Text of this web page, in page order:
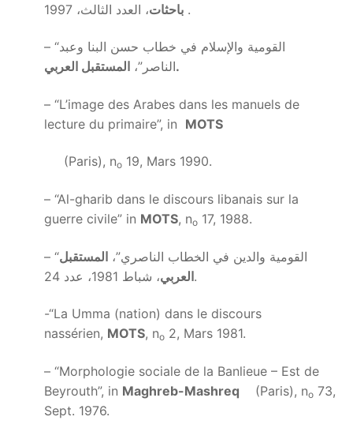
باحثات ، العدد الثالث، 1997.
– “القومية والإسلام في خطاب حسن البنا وعبد
الناصر”،المستقبل العربي.
– “L’image des Arabes dans les manuels de
lecture du primaire”, in MOTS
(Paris), no 19, Mars 1990.
– “Al-gharib dans le discours libanais sur la
guerre civile” in MOTS, no 17, 1988.
– “القومية والدين في الخطاب الناصري”، المستقبل
العربي، شباط 1981، عدد 24.
-“La Umma (nation) dans le discours
nassérien, MOTS, no 2, Mars 1981.
– “Morphologie sociale de la Banlieue – Est de
Beyrouth”, in Maghreb-Mashreq (Paris), no 73,
Sept. 1976.